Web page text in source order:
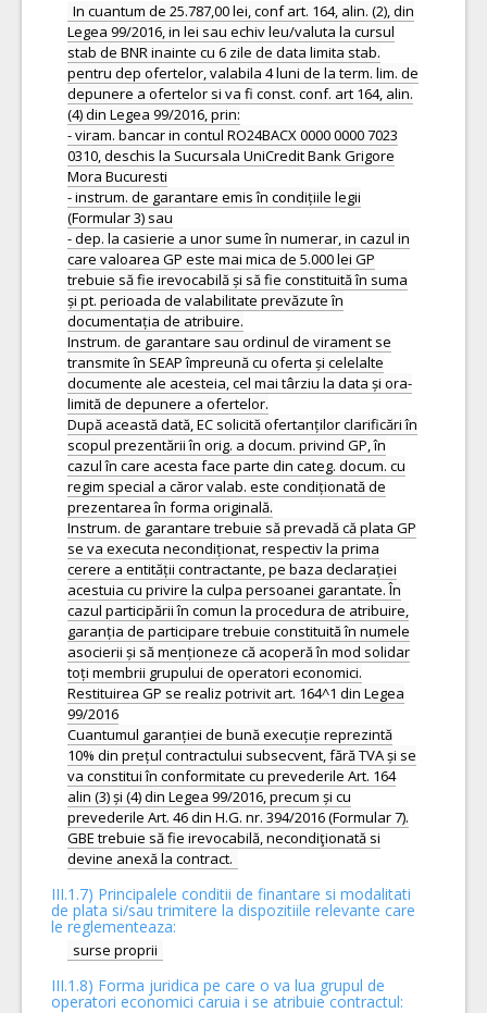
In cuantum de 25.787,00 lei, conf art. 164, alin. (2), din
Legea 99/2016, in lei sau echiv leu/valuta la cursul
stab de BNR inainte cu 6 zile de data limita stab.
pentru dep ofertelor, valabila 4 luni de la term. lim. de
depunere a ofertelor si va fi const. conf. art 164, alin.
(4) din Legea 99/2016, prin:
- viram. bancar in contul RO24BACX 0000 0000 7023
0310, deschis la Sucursala UniCredit Bank Grigore
Mora Bucuresti
- instrum. de garantare emis în condițiile legii
(Formular 3) sau
- dep. la casierie a unor sume în numerar, in cazul in
care valoarea GP este mai mica de 5.000 lei GP
trebuie să fie irevocabilă și să fie constituită în suma
și pt. perioada de valabilitate prevăzute în
documentația de atribuire.
Instrum. de garantare sau ordinul de virament se
transmite în SEAP împreună cu oferta și celelalte
documente ale acesteia, cel mai târziu la data și ora-
limită de depunere a ofertelor.
După această dată, EC solicită ofertanților clarificări în
scopul prezentării în orig. a docum. privind GP, în
cazul în care acesta face parte din categ. docum. cu
regim special a căror valab. este condiționată de
prezentarea în forma originală.
Instrum. de garantare trebuie să prevadă că plata GP
se va executa necondiționat, respectiv la prima
cerere a entității contractante, pe baza declarației
acestuia cu privire la culpa persoanei garantate. În
cazul participării în comun la procedura de atribuire,
garanția de participare trebuie constituită în numele
asocierii și să menționeze că acoperă în mod solidar
toți membrii grupului de operatori economici.
Restituirea GP se realiz potrivit art. 164^1 din Legea
99/2016
Cuantumul garanției de bună execuție reprezintă
10% din prețul contractului subsecvent, fără TVA și se
va constitui în conformitate cu prevederile Art. 164
alin (3) și (4) din Legea 99/2016, precum și cu
prevederile Art. 46 din H.G. nr. 394/2016 (Formular 7).
GBE trebuie să fie irevocabilă, necondiţionată si
III.1.7) Principalele conditii de finantare si modalitati
de plata si/sau trimitere la dispozitiile relevante care
le reglementeaza:
surse proprii
III.1.8) Forma juridica pe care o va lua grupul de
operatori economici caruia i se atribuie contractul: